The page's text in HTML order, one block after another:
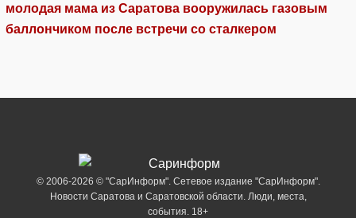
молодая мама из Саратова вооружилась газовым
баллончиком после встречи со сталкером
© 2006-2026 © "СарИнформ". Сетевое издание "СарИнформ".
Новости Саратова и Саратовской области. Люди, места,
события. 18+